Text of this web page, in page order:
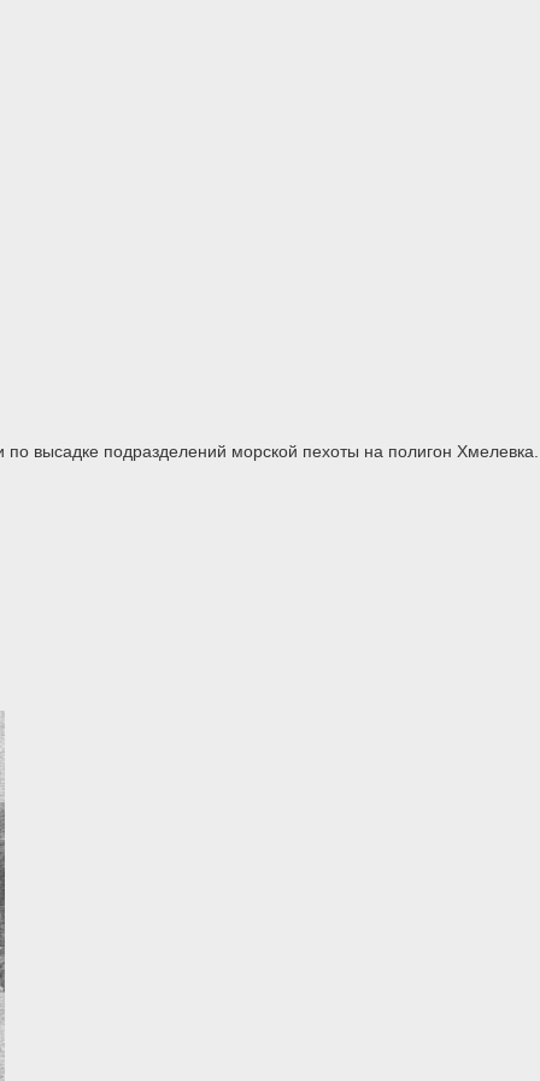
высадке подразделений морской пехоты на полигон Хмелевка.